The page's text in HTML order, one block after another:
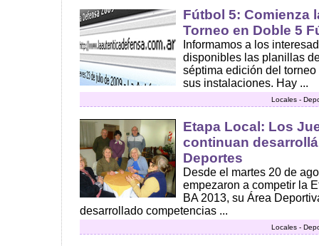
Fútbol 5: Comienza
Torneo en Doble 5
Informamos a los
disponibles las planillas
séptima edición del
sus instalaciones. Hay ...
Locales -
Etapa Local: Los
continuan
Deportes
Desde el martes 20 de
empezaron a competir la
BA 2013, su Área
desarrollado competencias ...
Locales -